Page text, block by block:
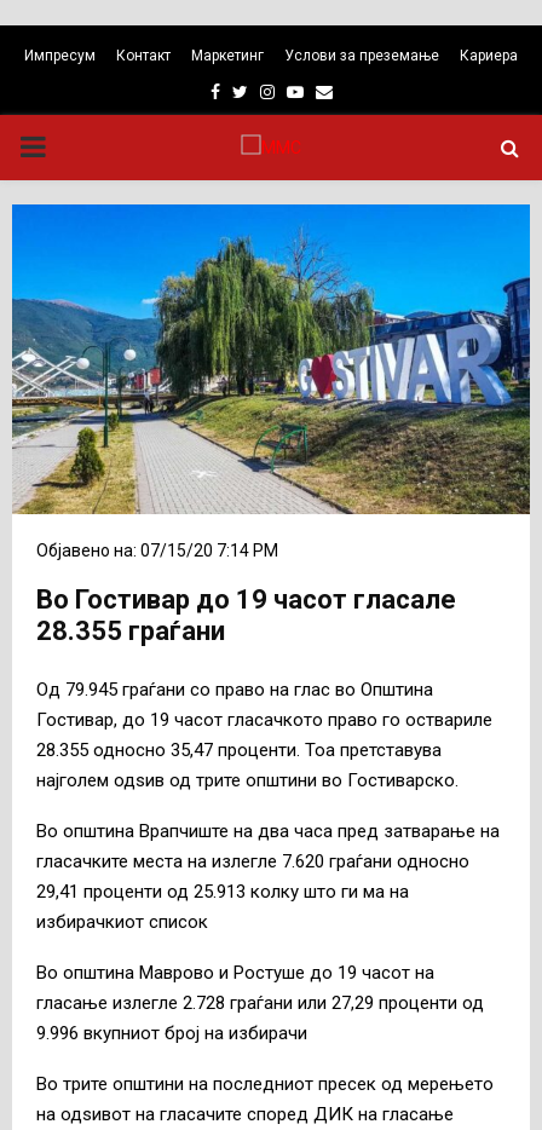
Импресум Контакт Маркетинг Услови за преземање Кариера
Facebook
TwitterInstagram
Youtube
Email
PRIMARY
MENU
Објавено на: 07/15/20 7:14 PM
Во Гостивар до 19 часот гласале
28.355 граѓани
Од 79.945 граѓани со право на глас во Општина
Гостивар, до 19 часот гласачкото право го оствариле
28.355 односно 35,47 проценти. Тоа претставува
најголем одѕив од трите општини во Гостиварско.
Во општина Врапчиште на два часа пред затварање на
гласачките места на излегле 7.620 граѓани односно
29,41 проценти од 25.913 колку што ги ма на
избирачкиот список
Во општина Маврово и Ростуше до 19 часот на
гласање излегле 2.728 граѓани или 27,29 проценти од
9.996 вкупниот број на избирачи
Во трите општини на последниот пресек од мерењето
на одѕивот на гласачите според ДИК на гласање